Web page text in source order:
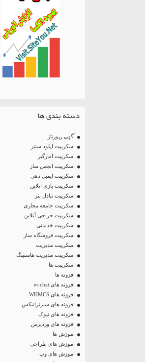
دسته بندی ها
آگهی رپورتاژ
اسکریپت اپلود سنتر
اسکریپت امارگیر
اسکریپت انجمن ساز
اسکریپت ایمیل دهی
اسکریپت بازی انلاین
اسکریپت تبادل بنر
اسکریپت جامعه مجازی
اسکریپت حراجی آنلاین
اسکریپت خدماتی
اسکریپت فروشگاه ساز
اسکریپت مدیریت
اسکریپت مدیریت هاستینگ
اسکریپت ها
افزونه ها
افزونه های et-chat
افزونه های WHMCS
افزونه های شیرترانیکس
افزونه های نیوک
افزونه های وردپرس
اموزش ها
اموزش های طراحی
اموزش های وب